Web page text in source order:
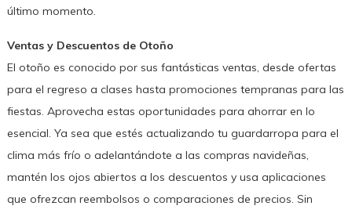
último momento.
Ventas y Descuentos de Otoño
El otoño es conocido por sus fantásticas ventas, desde ofertas
para el regreso a clases hasta promociones tempranas para las
fiestas. Aprovecha estas oportunidades para ahorrar en lo
esencial. Ya sea que estés actualizando tu guardarropa para el
clima más frío o adelantándote a las compras navideñas,
mantén los ojos abiertos a los descuentos y usa aplicaciones
que ofrezcan reembolsos o comparaciones de precios. Sin